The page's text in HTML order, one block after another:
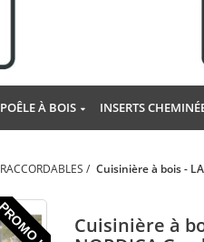
POÊLE À BOIS INSERTS
/ Cuisinière à bois -
!
Cuisinière à